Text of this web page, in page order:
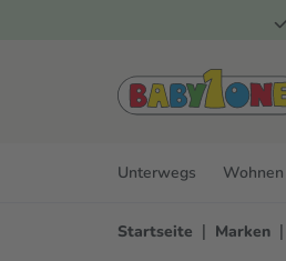
Zur Hauptnavigation springen
Unterwegs Wohnen
Startseite | Marken |